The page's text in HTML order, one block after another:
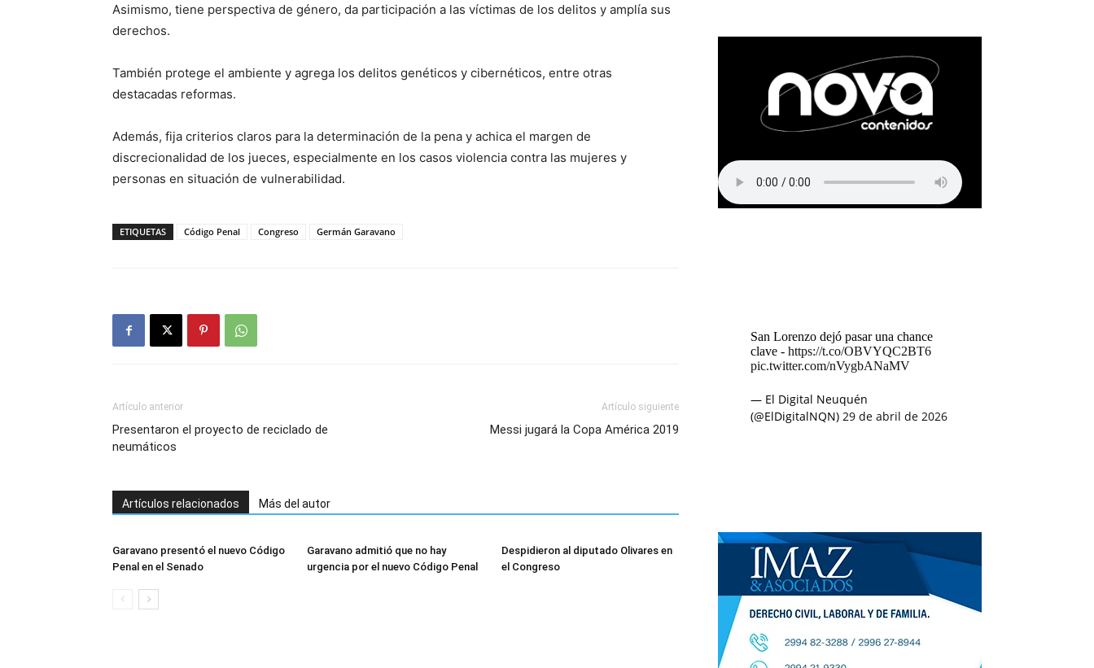
Asimismo, tiene perspectiva de género, da participación a las víctimas de los delitos y amplía sus
derechos.
También protege el ambiente y agrega los delitos genéticos y cibernéticos, entre otras
destacadas reformas.
Además, fija criterios claros para la determinación de la pena y achica el margen de
discrecionalidad de los jueces, especialmente en los casos violencia contra las mujeres y
personas en situación de vulnerabilidad.
ETIQUETAS Código Penal Congreso Germán Garavano
Artículo anterior
Presentaron el proyecto de reciclado de
neumáticos
Artículo siguiente
Messi jugará la Copa América 2019
Artículos relacionados Más del autor
Garavano presentó el nuevo Código
Penal en el Senado
Garavano admitió que no hay
urgencia por el nuevo Código Penal
Despidieron al diputado Olivares en
el Congreso
San Lorenzo dejó pasar una chance
clave - https://t.co/OBVYQC2BT6
pic.twitter.com/nVygbANaMV
— El Digital Neuquén
(@ElDigitalNQN) 29 de abril de 2026